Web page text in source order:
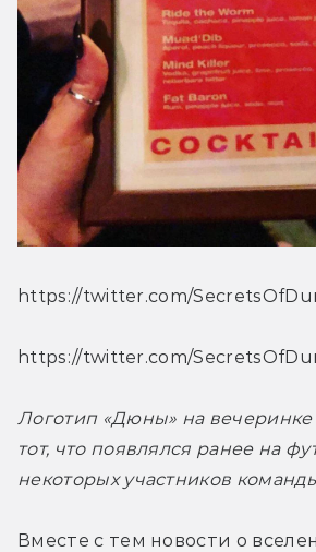
https://twitter.com/
https://twitter.com/
Логотип «Дюны» на вечеринке
тот, что появлялся ранее на
некоторых участников
Вместе с тем новости о